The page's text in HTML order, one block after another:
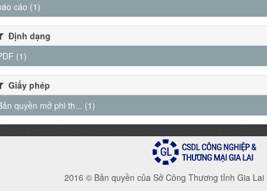
cáo (1)
Định dạng
(1)
Giấy phép
quyền mở phi th... (1)
2016 © Bản quyền của Sở Công Thương tỉnh Gia Lai